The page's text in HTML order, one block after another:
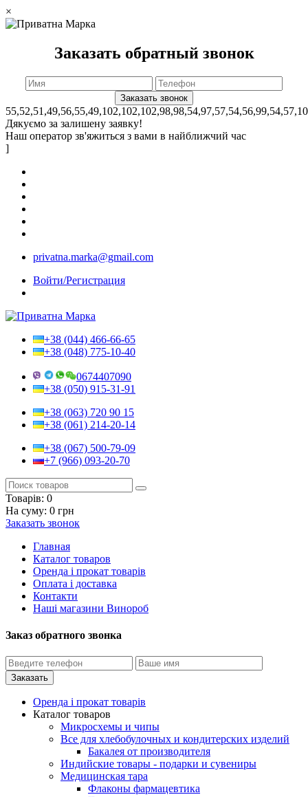
×
Заказать обратный звонок
Дякуємо за залишену заявку!
Наш оператор зв'яжиться з вами в найближчий час
]
privatna.marka@gmail.com
Войти/Регистрация
+38 (044) 466-66-65
+38 (048) 775-10-40
0674407090
+38 (050) 915-31-91
+38 (063) 720 90 15
+38 (061) 214-20-14
+38 (067) 500-79-09
+7 (966) 093-20-70
Товарів: 0
На суму: 0 грн
Заказать звонок
Главная
Каталог товаров
Оренда і прокат товарів
Оплата і доставка
Контакти
Наші магазини Винороб
Заказ обратного звонка
Оренда і прокат товарів
Каталог товаров
Микросхемы и чипы
Все для хлебобулочных и кондитерских изделий
Бакалея от производителя
Индийские товары - подарки и сувениры
Медицинская тара
Флаконы фармацевтика